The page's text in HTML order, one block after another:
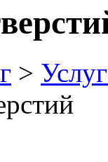
>